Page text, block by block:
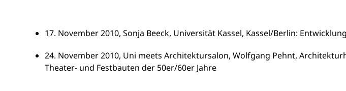
17. November 2010, Sonja Beeck, Universität Kassel, Kassel/Berlin:
24. November 2010, Uni meets Architektursalon, Wolfgang Pehnt,
Theater- und Festbauten der 50er/60er Jahre